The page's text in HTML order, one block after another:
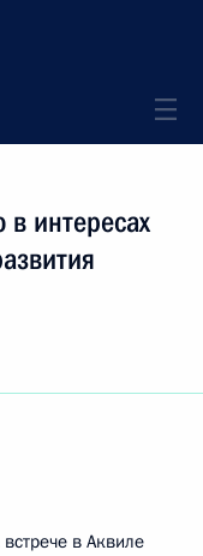
в интересах
в Аквиле